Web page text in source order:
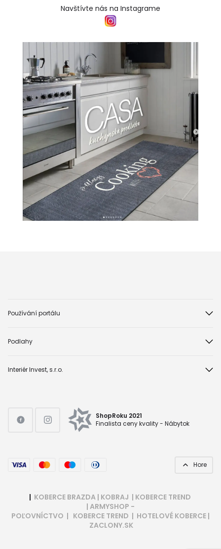
Navštívte nás na Instagrame
Používání portálu
Podlahy
Interiér Invest, s.r.o.
ShopRoku 2021
Finalista ceny kvality - Nábytok
Hore
| KOBERCE BRAZDA | KOBRAJ | KOBERCE TREND
| ARMYSHOP -
POĽOVNÍCTVO | KOBERCE TREND | HOTELOVÉ KOBERCE |
ZACLONY.SK